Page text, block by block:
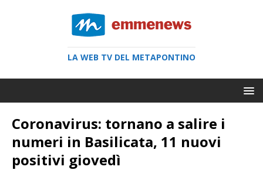
LA WEB TV DEL METAPONTINO
Coronavirus: tornano a salire i
numeri in Basilicata, 11 nuovi
positivi giovedì